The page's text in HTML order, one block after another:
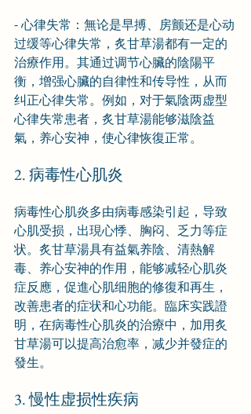
- 心律失常：無论是早搏、房颤还是心动
过缓等心律失常，炙甘草湯都有一定的
治療作用。其通过调节心臟的陰陽平
衡，增强心臟的自律性和传导性，从而
纠正心律失常。例如，对于氣陰两虚型
心律失常患者，炙甘草湯能够滋陰益
氣，养心安神，使心律恢復正常。
2. 病毒性心肌炎
病毒性心肌炎多由病毒感染引起，导致
心肌受损，出現心悸、胸闷、乏力等症
状。炙甘草湯具有益氣养陰、清熱解
毒、养心安神的作用，能够减轻心肌炎
症反應，促進心肌细胞的修復和再生，
改善患者的症状和心功能。臨床实践證
明，在病毒性心肌炎的治療中，加用炙
甘草湯可以提高治愈率，减少并發症的
發生。
3. 慢性虚损性疾病